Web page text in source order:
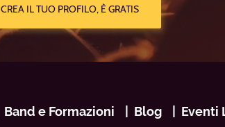
CREA IL TUO PROFILO, È GRATIS
Band e Formazioni Blog Eventi